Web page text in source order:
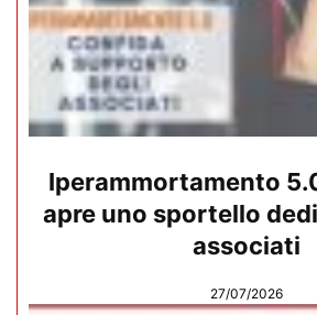
Iperammortamento
apre uno sportello
associati
27/07/2026